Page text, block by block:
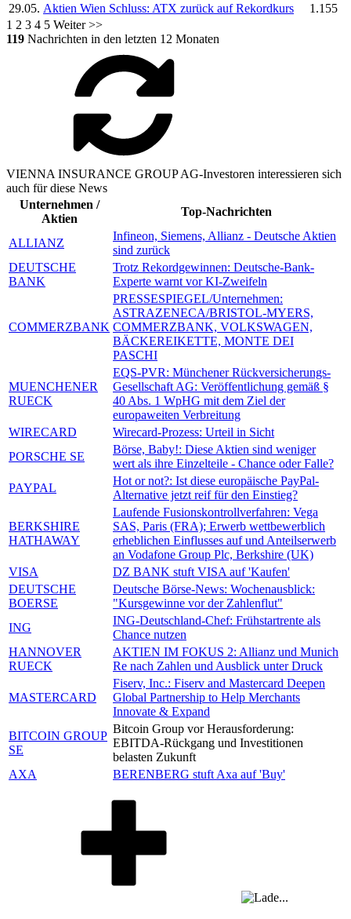
29.05. Aktien Wien Schluss: ATX zurück auf Rekordkurs
1.155
1 2 3 4 5 Weiter >>
119 Nachrichten in den letzten 12 Monaten
VIENNA INSURANCE GROUP AG-Investoren interessieren sich
auch für diese News
Unternehmen /
Aktien
Top-Nachrichten
ALLIANZ
Infineon, Siemens, Allianz - Deutsche Aktien
sind zurück
DEUTSCHE
BANK
Trotz Rekordgewinnen: Deutsche-Bank-
Experte warnt vor KI-Zweifeln
COMMERZBANK
PRESSESPIEGEL/Unternehmen:
ASTRAZENECA/BRISTOL-MYERS,
COMMERZBANK, VOLKSWAGEN,
BÄCKEREIKETTE, MONTE DEI
PASCHI
MUENCHENER
RUECK
EQS-PVR: Münchener Rückversicherungs-
Gesellschaft AG: Veröffentlichung gemäß §
40 Abs. 1 WpHG mit dem Ziel der
europaweiten Verbreitung
WIRECARD
Wirecard-Prozess: Urteil in Sicht
PORSCHE SE
Börse, Baby!: Diese Aktien sind weniger
wert als ihre Einzelteile - Chance oder Falle?
PAYPAL
Hot or not?: Ist diese europäische PayPal-
Alternative jetzt reif für den Einstieg?
BERKSHIRE
HATHAWAY
Laufende Fusionskontrollverfahren: Vega
SAS, Paris (FRA); Erwerb wettbewerblich
erheblichen Einflusses auf und Anteilserwerb
an Vodafone Group Plc, Berkshire (UK)
VISA
DZ BANK stuft VISA auf 'Kaufen'
DEUTSCHE
BOERSE
Deutsche Börse-News: Wochenausblick:
"Kursgewinne vor der Zahlenflut"
ING
ING-Deutschland-Chef: Frühstartrente als
Chance nutzen
HANNOVER
RUECK
AKTIEN IM FOKUS 2: Allianz und Munich
Re nach Zahlen und Ausblick unter Druck
MASTERCARD
Fiserv, Inc.: Fiserv and Mastercard Deepen
Global Partnership to Help Merchants
Innovate & Expand
BITCOIN GROUP
SE
Bitcoin Group vor Herausforderung:
EBITDA-Rückgang und Investitionen
belasten Zukunft
AXA
BERENBERG stuft Axa auf 'Buy'